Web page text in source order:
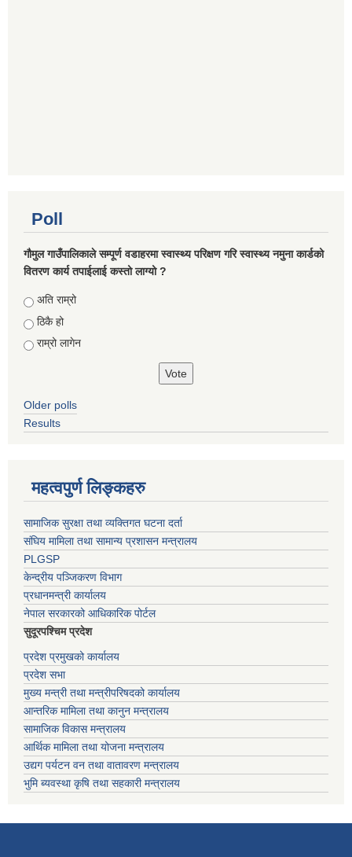
Poll
गौमुल गाउँपालिकाले सम्पूर्ण वडाहरमा स्वास्थ्य परिक्षण गरि स्वास्थ्य नमुना कार्डको
वितरण कार्य तपाईलाई कस्तो लाग्यो ?
Choices
अति राम्रो
ठिकै हो
राम्रो लागेन
Older polls
Results
महत्वपुर्ण लिङ्कहरु
सामाजिक सुरक्षा तथा व्यक्तिगत घटना दर्ता
संघिय मामिला तथा सामान्य प्रशासन मन्त्रालय
PLGSP
केन्द्रीय पञ्जिकरण विभाग
प्रधानमन्त्री कार्यालय
नेपाल सरकारको आधिकारिक पोर्टल
सुदूरपश्चिम प्रदेश
प्रदेश प्रमुखको कार्यालय
प्रदेश सभा
मुख्य मन्त्री तथा मन्त्रीपरिषदको कार्यालय
आन्तरिक मामिला तथा कानुन मन्त्रालय
सामाजिक विकास मन्त्रालय
आर्थिक मामिला तथा योजना मन्त्रालय
उद्यग पर्यटन वन तथा वातावरण मन्त्रालय
भुमि ब्यवस्था कृषि तथा सहकारी मन्त्रालय